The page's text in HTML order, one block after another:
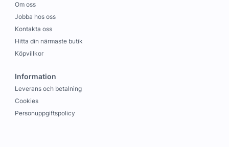
Om oss
Jobba hos oss
Kontakta oss
Hitta din närmaste butik
Köpvillkor
Information
Leverans och betalning
Cookies
Personuppgiftspolicy